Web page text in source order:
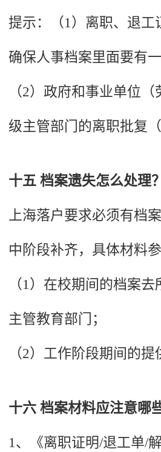
提示：（1）离职、退
确保人事档案里面要有
（2）政府和事业单位
级主管部门的离职批复
十五 档案遗失怎么处理
上海落户要求必须有档
中阶段补齐，具体材料
（1）在校期间的档案
主管教育部门；
（2）工作阶段期间的
十六 档案材料应注意哪
1、《离职证明/退工单/